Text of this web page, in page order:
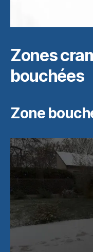
Zones
bouchées
Zone